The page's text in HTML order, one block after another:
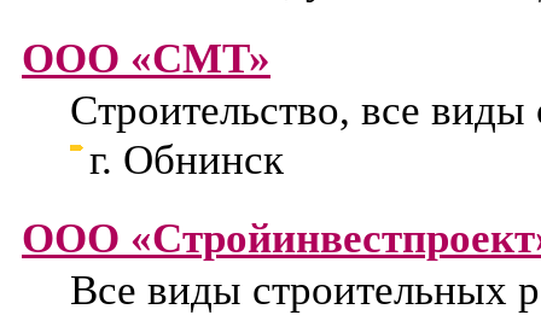
ООО «СМТ»
Строительство, все виды
г. Обнинск
ООО
Все виды строительных